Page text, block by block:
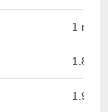
1 m
1.89 m
1.91 m